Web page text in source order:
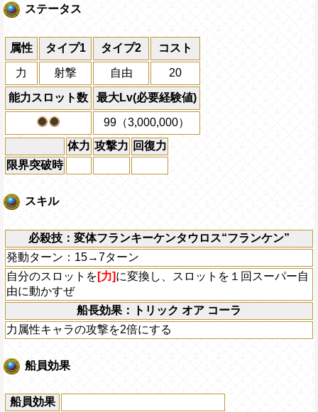
ステータス
属性 タイプ1 タイプ2 コスト
力 射撃 自由 20
能力スロット数 最大Lv(必要経験値)
99（3,000,000）
体力 攻撃力 回復力
限界突破時
スキル
必殺技：変体フランキーケンタウロス“フランケン”
発動ターン：15→7ターン
自分のスロットを [力]に変換し、スロットを１回スーパー自
由に動かすぜ
船長効果：トリック オア コーラ
力属性キャラの攻撃を2倍にする
船員効果
船員効果